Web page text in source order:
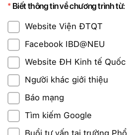
Biết thông tin về chương trình từ:
Website Viện ĐTQT
Facebook IBD@NEU
Website ĐH Kinh tế Quốc
Người khác giới thiệu
Báo mạng
Tìm kiếm Google
Buổi tư vấn tại trường